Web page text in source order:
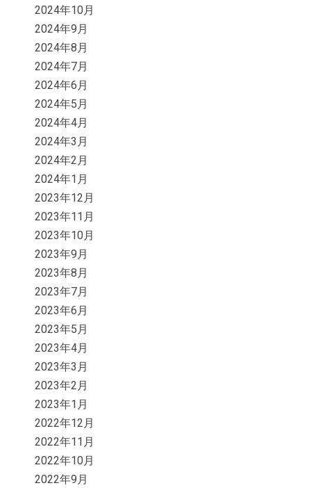
2024年10月
2024年9月
2024年8月
2024年7月
2024年6月
2024年5月
2024年4月
2024年3月
2024年2月
2024年1月
2023年12月
2023年11月
2023年10月
2023年9月
2023年8月
2023年7月
2023年6月
2023年5月
2023年4月
2023年3月
2023年2月
2023年1月
2022年12月
2022年11月
2022年10月
2022年9月